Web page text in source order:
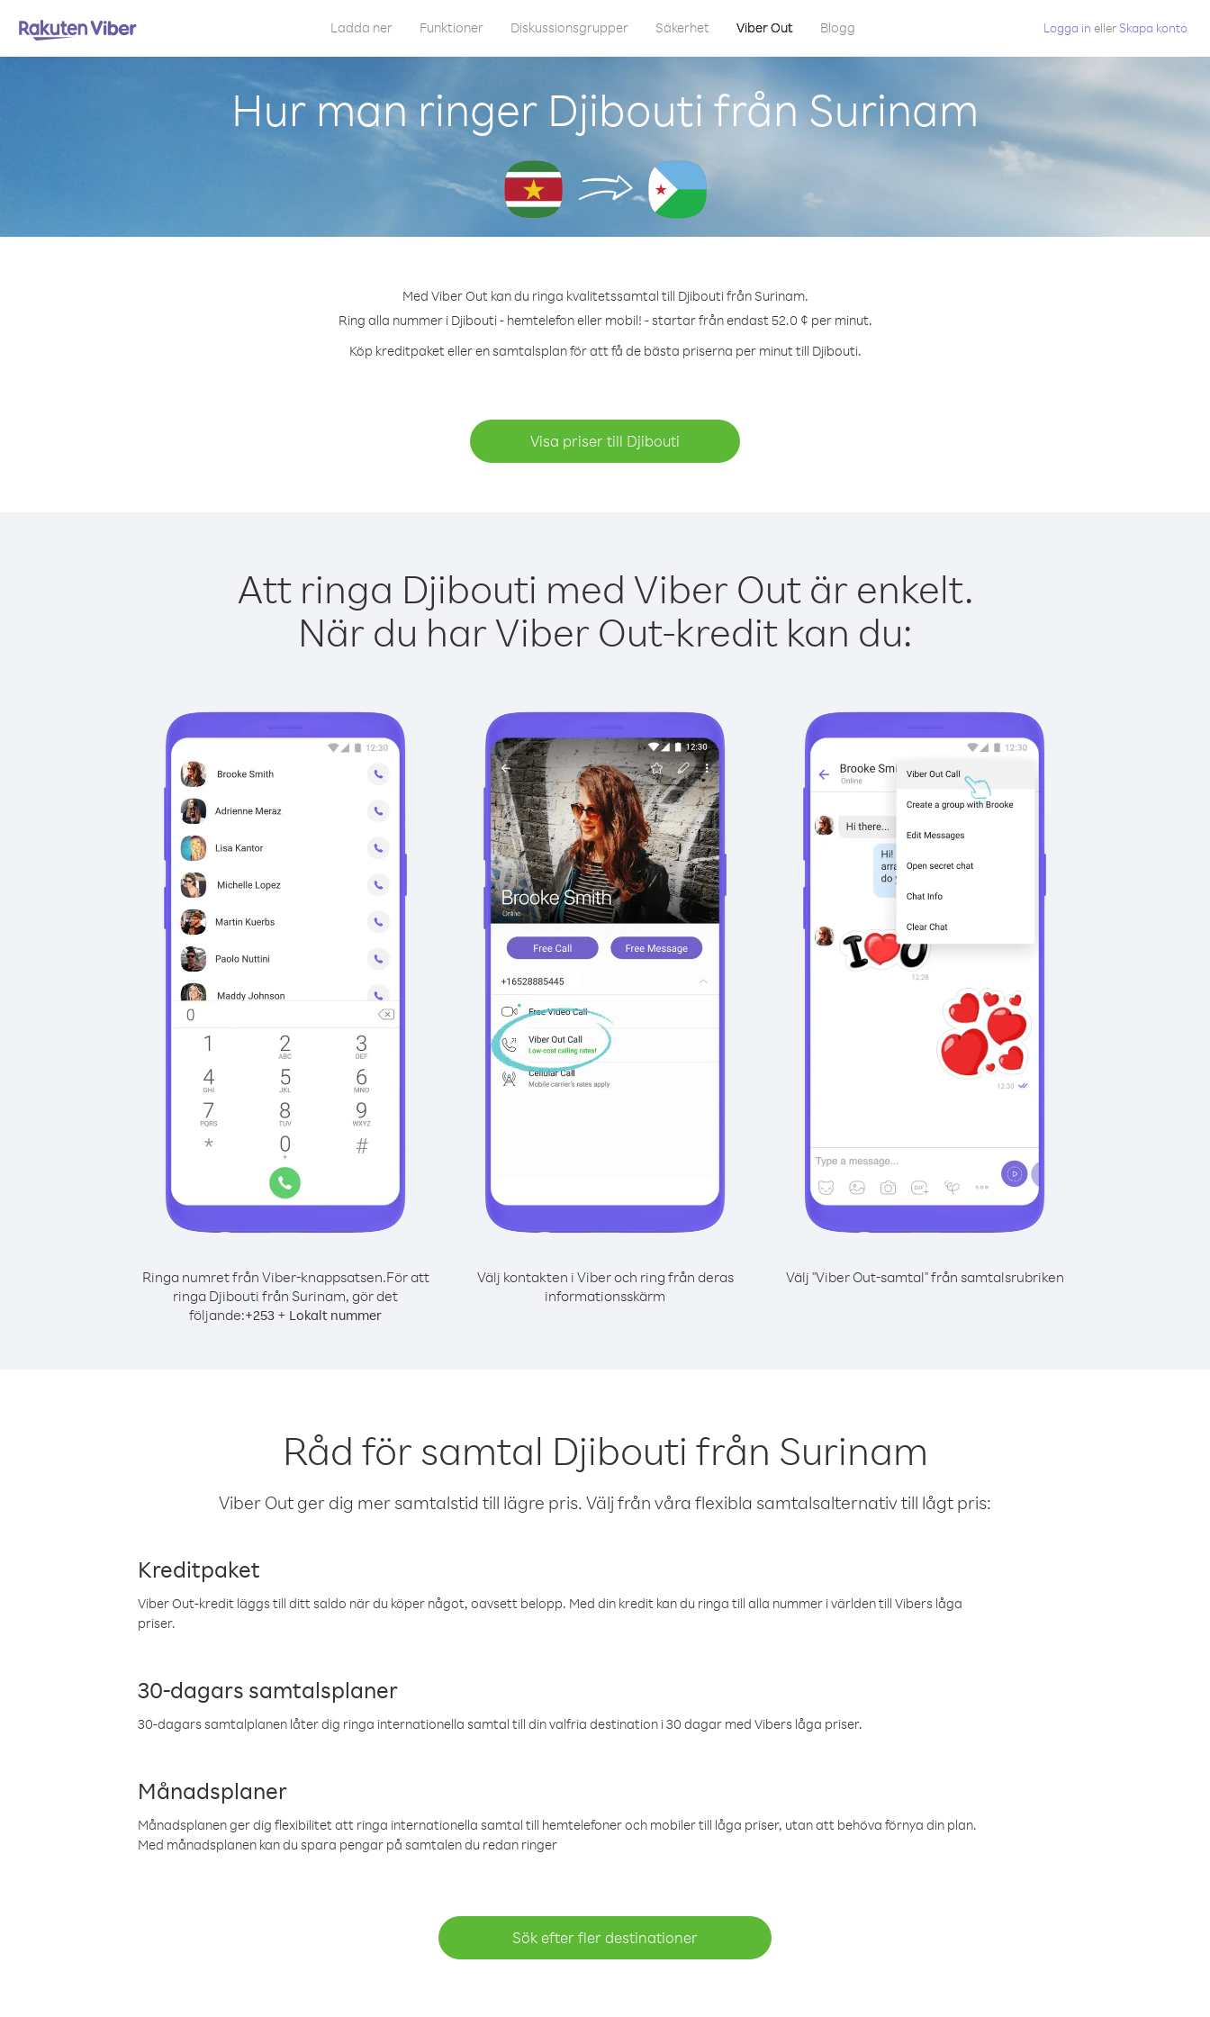
Ladda ner Funktioner Diskussionsgrupper Säkerhet Viber Out Blogg Logga in eller Skapa konto
Hur man ringer Djibouti från Surinam
Med Viber Out kan du ringa kvalitetssamtal till Djibouti från Surinam.
Ring alla nummer i Djibouti - hemtelefon eller mobil! - startar från endast 52.0 ¢ per minut.
Köp kreditpaket eller en samtalsplan för att få de bästa priserna per minut till Djibouti.
Visa priser till Djibouti
Att ringa Djibouti med Viber Out är enkelt.
När du har Viber Out-kredit kan du:
Ringa numret från Viber-knappsatsen.För att
ringa Djibouti från Surinam, gör det
följande:+253 + Lokalt nummer
Välj kontakten i Viber och ring från deras
informationsskärm
Välj "Viber Out-samtal" från samtalsrubriken
Råd för samtal Djibouti från Surinam
Viber Out ger dig mer samtalstid till lägre pris. Välj från våra flexibla samtalsalternativ till lågt pris:
Kreditpaket
Viber Out-kredit läggs till ditt saldo när du köper något, oavsett belopp. Med din kredit kan du ringa till alla nummer i världen till Vibers låga
priser.
30-dagars samtalsplaner
30-dagars samtalplanen låter dig ringa internationella samtal till din valfria destination i 30 dagar med Vibers låga priser.
Månadsplaner
Månadsplanen ger dig flexibilitet att ringa internationella samtal till hemtelefoner och mobiler till låga priser, utan att behöva förnya din plan.
Med månadsplanen kan du spara pengar på samtalen du redan ringer
Sök efter fler destinationer